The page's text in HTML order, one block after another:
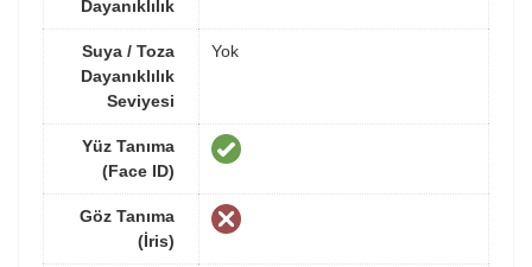
Dayanıklılık
Suya / Toza
Dayanıklılık
Seviyesi
Yok
Yüz Tanıma
(Face ID)
Göz Tanıma
(İris)